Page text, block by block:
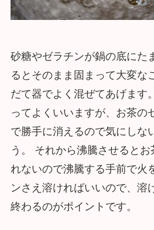
砂糖やゼラチンが鍋の底にた
るとそのまま固まって大変な
だて器でよく混ぜてあげます
ってよくいいますが、お茶の
で勝手に消えるので気にしな
う。 それから沸騰させると
れないので沸騰する手前で火
ンさえ溶ければいいので、溶
終わるのがポイントです。